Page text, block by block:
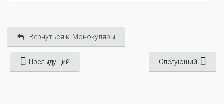
Вернуться к: Монокуляры
Предыдущий Следующий